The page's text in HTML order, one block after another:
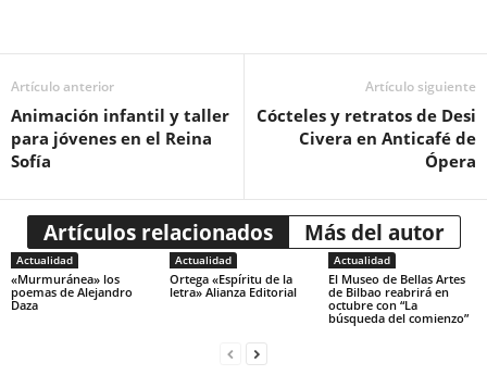
Artículo anterior
Animación infantil y taller
para jóvenes en el Reina
Sofía
Artículo siguiente
Cócteles y retratos de Desi
Civera en Anticafé de
Ópera
Artículos relacionados Más del autor
Actualidad
«Murmuránea» los
poemas de Alejandro
Daza
Actualidad
Ortega «Espíritu de la
letra» Alianza Editorial
Actualidad
El Museo de Bellas Artes
de Bilbao reabrirá en
octubre con “La
búsqueda del comienzo”